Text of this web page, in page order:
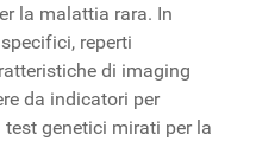
la malattia rara. In
reperti
di imaging
da indicatori per
test genetici mirati per la